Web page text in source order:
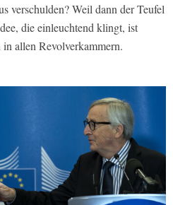
verschulden? Weil dann der Teufel
die einleuchtend klingt, ist
allen Revolverkammern.